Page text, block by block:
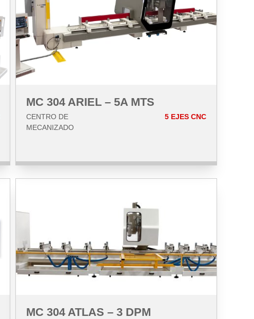
MC 304 ARIEL – 5A MTS
CENTRO DE
MECANIZADO
5 EJES CNC
MC 304 ATLAS – 3 DPM